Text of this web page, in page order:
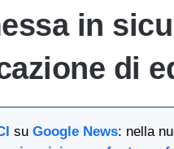
in
di
su Google News: nella